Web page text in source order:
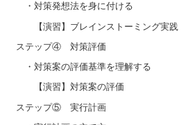
・対策発想法を身に付ける
【演習】ブレインストーミング実践
ステップ④ 対策評価
・対策案の評価基準を理解する
【演習】対策案の評価
ステップ⑤ 実行計画